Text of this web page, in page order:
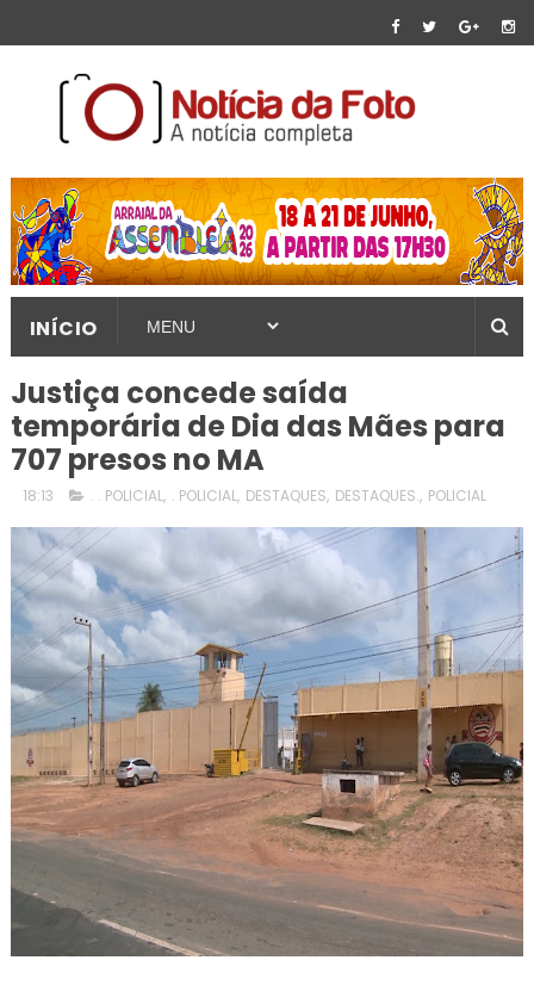
INÍCIO
Justiça concede saída
temporária de Dia das Mães para
707 presos no MA
18:13 . . POLICIAL, . POLICIAL, DESTAQUES, DESTAQUES., POLICIAL